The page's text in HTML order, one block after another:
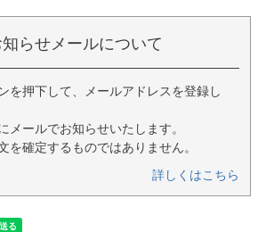
らせメールについて
を押下して、メールアドレスを登録し
メールでお知らせいたします。
を確定するものではありません。
詳しくはこちら